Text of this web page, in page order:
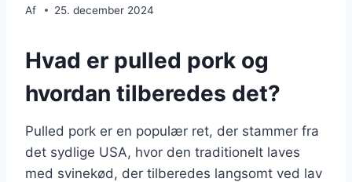
Af 25. december 2024
Hvad er pulled pork og
hvordan tilberedes det?
Pulled pork er en populær ret, der stammer fra
det sydlige USA, hvor den traditionelt laves
med svinekød, der tilberedes langsomt ved lav